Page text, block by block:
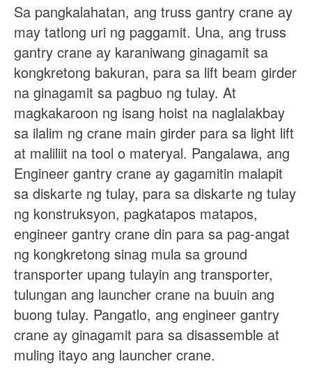
Sa pangkalahatan, ang truss gantry crane ay
may tatlong uri ng paggamit. Una, ang truss
gantry crane ay karaniwang ginagamit sa
kongkretong bakuran, para sa lift beam girder
na ginagamit sa pagbuo ng tulay. At
magkakaroon ng isang hoist na naglalakbay
sa ilalim ng crane main girder para sa light lift
at maliliit na tool o materyal. Pangalawa, ang
Engineer gantry crane ay gagamitin malapit
sa diskarte ng tulay, para sa diskarte ng tulay
ng konstruksyon, pagkatapos matapos,
engineer gantry crane din para sa pag-angat
ng kongkretong sinag mula sa ground
transporter upang tulayin ang transporter,
tulungan ang launcher crane na buuin ang
buong tulay. Pangatlo, ang engineer gantry
crane ay ginagamit para sa disassemble at
muling itayo ang launcher crane.